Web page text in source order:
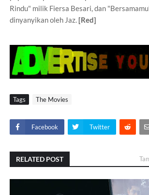
Rindu" milik Fiersa Besari, dan
dinyanyikan oleh Jaz. [Red]
Tags The Movies
Facebook Twitter
RELATED POST